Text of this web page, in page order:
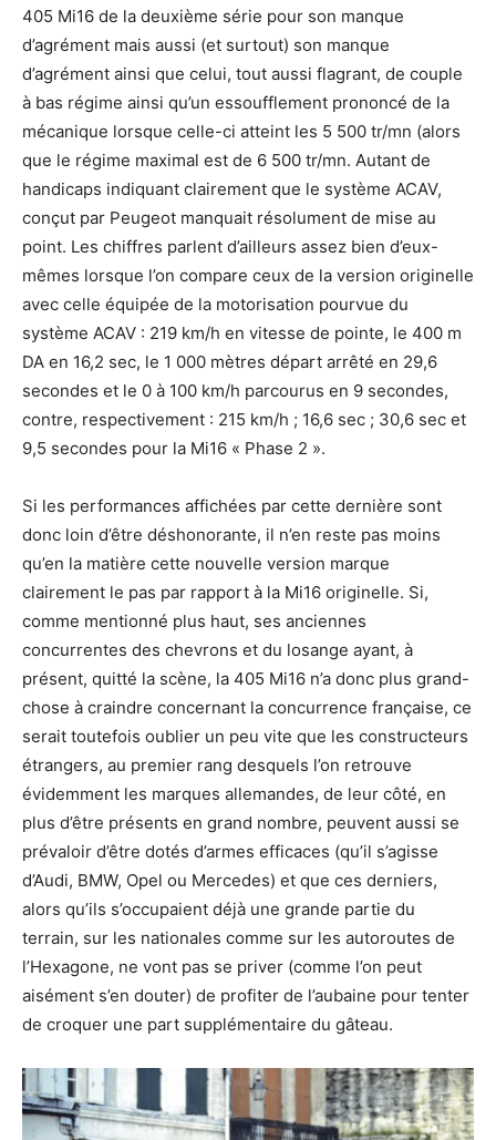
405 Mi16 de la deuxième série pour son manque
d’agrément mais aussi (et surtout) son manque
d’agrément ainsi que celui, tout aussi flagrant, de couple
à bas régime ainsi qu’un essoufflement prononcé de la
mécanique lorsque celle-ci atteint les 5 500 tr/mn (alors
que le régime maximal est de 6 500 tr/mn. Autant de
handicaps indiquant clairement que le système ACAV,
conçut par Peugeot manquait résolument de mise au
point. Les chiffres parlent d’ailleurs assez bien d’eux-
mêmes lorsque l’on compare ceux de la version originelle
avec celle équipée de la motorisation pourvue du
système ACAV : 219 km/h en vitesse de pointe, le 400 m
DA en 16,2 sec, le 1 000 mètres départ arrêté en 29,6
secondes et le 0 à 100 km/h parcourus en 9 secondes,
contre, respectivement : 215 km/h ; 16,6 sec ; 30,6 sec et
9,5 secondes pour la Mi16 « Phase 2 ».
Si les performances affichées par cette dernière sont
donc loin d’être déshonorante, il n’en reste pas moins
qu’en la matière cette nouvelle version marque
clairement le pas par rapport à la Mi16 originelle. Si,
comme mentionné plus haut, ses anciennes
concurrentes des chevrons et du losange ayant, à
présent, quitté la scène, la 405 Mi16 n’a donc plus grand-
chose à craindre concernant la concurrence française, ce
serait toutefois oublier un peu vite que les constructeurs
étrangers, au premier rang desquels l’on retrouve
évidemment les marques allemandes, de leur côté, en
plus d’être présents en grand nombre, peuvent aussi se
prévaloir d’être dotés d’armes efficaces (qu’il s’agisse
d’Audi, BMW, Opel ou Mercedes) et que ces derniers,
alors qu’ils s’occupaient déjà une grande partie du
terrain, sur les nationales comme sur les autoroutes de
l’Hexagone, ne vont pas se priver (comme l’on peut
aisément s’en douter) de profiter de l’aubaine pour tenter
de croquer une part supplémentaire du gâteau.